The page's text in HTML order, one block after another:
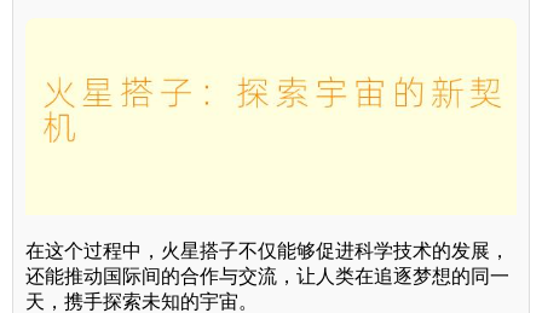
在这个过程中，火星搭子不仅能够促进科学技术的发展，
还能推动国际间的合作与交流，让人类在追逐梦想的同一
天，携手探索未知的宇宙。